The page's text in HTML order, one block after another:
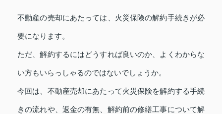
不動産の売却にあたっては、火災保険の解約手続きが必
要になります。
ただ、解約するにはどうすれば良いのか、よくわからな
い方もいらっしゃるのではないでしょうか。
今回は、不動産売却にあたって火災保険を解約する手続
きの流れや、返金の有無、解約前の修繕工事について解